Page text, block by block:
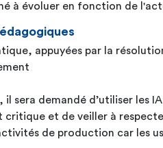
à évoluer en fonction de
appuyées par la
il sera demandé d’utiliser les
critique et de veiller à
de production car les